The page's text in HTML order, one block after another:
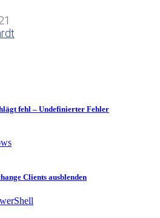
fehl – Undefinierter Fehler
Clients ausblenden